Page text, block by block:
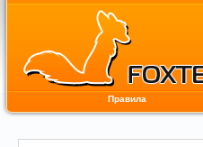
Правила